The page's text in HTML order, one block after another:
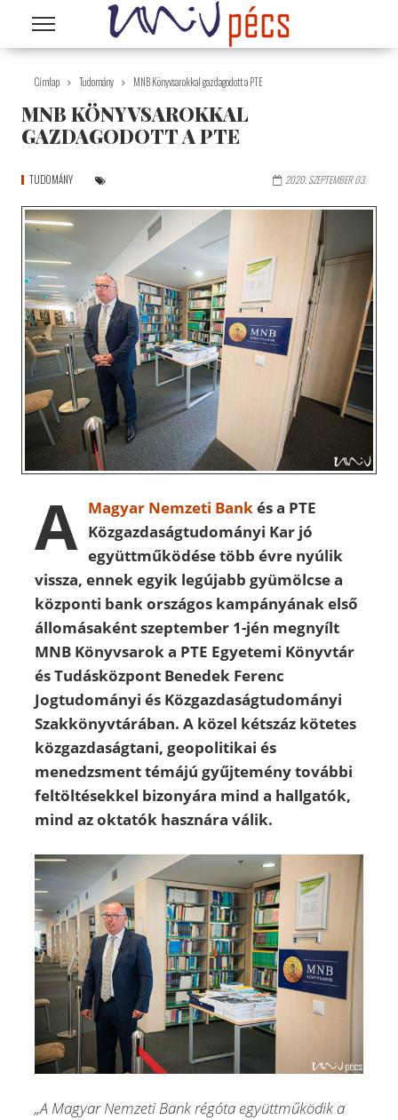
Ugrás a tartalomra
Címlap Tudomány MNB Könyvsarokkal gazdagodott a PTE
MNB KÖNYVSAROKKAL
GAZDAGODOTT A PTE
TUDOMÁNY 2020. SZEPTEMBER 03.
A Magyar Nemzeti Bankés a PTE
Közgazdaságtudományi Kar jó
együttműködése több évre nyúlik
vissza, ennek egyik legújabb gyümölcse a
központi bank országos kampányának első
állomásaként szeptember 1-jén megnyílt
MNB Könyvsarok a PTE Egyetemi Könyvtár
és Tudásközpont Benedek Ferenc
Jogtudományi és Közgazdaságtudományi
Szakkönyvtárában. A közel kétszáz kötetes
közgazdaságtani, geopolitikai és
menedzsment témájú gyűjtemény további
feltöltésekkel bizonyára mind a hallgatók,
mind az oktatók hasznára válik.
„A Magyar Nemzeti Bank régóta együttműködik a